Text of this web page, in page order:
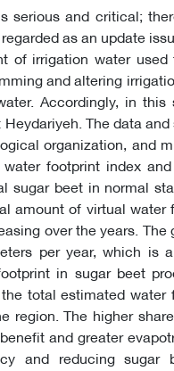
serious and critical;
as an update
of irrigation water
and altering
Accordingly, in
The data
organization, and
footprint index
sugar beet in normal
amount of virtual water
over the years.
per year, which is
in sugar beet
total estimated
The higher
and greater
and reducing